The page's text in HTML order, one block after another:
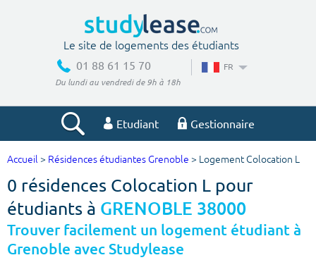
Le site de logements des étudiants
01 88 61 15 70
Du lundi au vendredi de 9h à 18h
FR
Etudiant Gestionnaire
Votre recherche
Ville, école
Accueil > Résidences étudiantes Grenoble > Logement Colocation L
0 résidences Colocation L pour
étudiants à GRENOBLE 38000
Trouver facilement un logement étudiant à
Grenoble avec Studylease